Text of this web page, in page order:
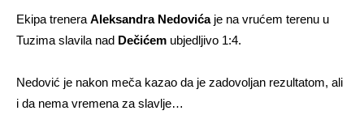
Ekipa trenera Aleksandra Nedovićaje na vrućem terenu u
Tuzima slavila nad Dečićem ubjedljivo 1:4.
Nedović je nakon meča kazao da je zadovoljan rezultatom, ali
i da nema vremena za slavlje…